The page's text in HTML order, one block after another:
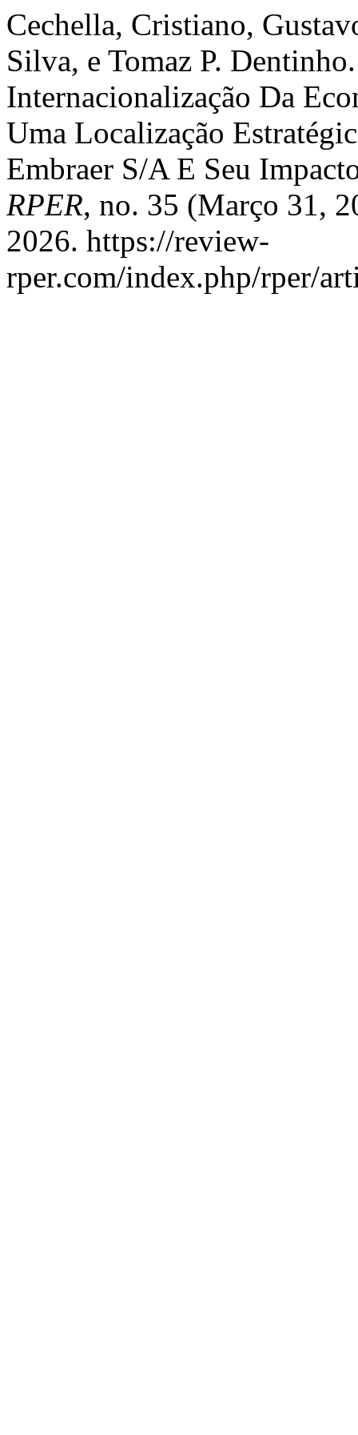
Cechella, Cristiano,
Silva, e Tomaz P.
Internacionalização Da
Uma Localização
Embraer S/A E Seu
RPER, no. 35 (Março 31,
2026. https://review-
rper.com/index.php/rper/